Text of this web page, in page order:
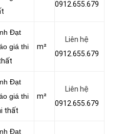
0912.655.679
Đạt
giá thi
m²
Liên hệ
0912.655.679
Đạt
giá thi
thất
m²
Liên hệ
0912.655.679
Đạt